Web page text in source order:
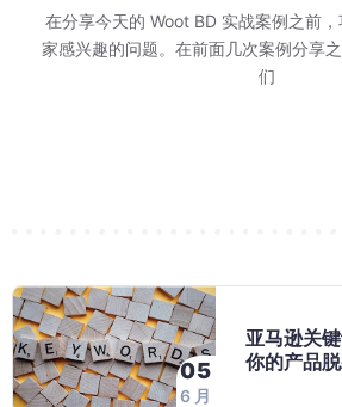
，有不少卖家也
的第三方卖家，
金流
杀的时候是不是
新兴工具？这和
在分享今天的 Woot BD 实战案例之前
家感兴趣的问题。 在前面几次案例分享
们
05
6 月
亚马逊关
你的产品